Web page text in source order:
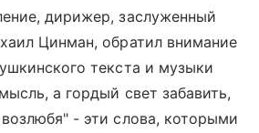
дирижер, заслуженный
Цинман, обратил внимание
текста и музыки
а гордый свет забавить,
- эти слова, которыми